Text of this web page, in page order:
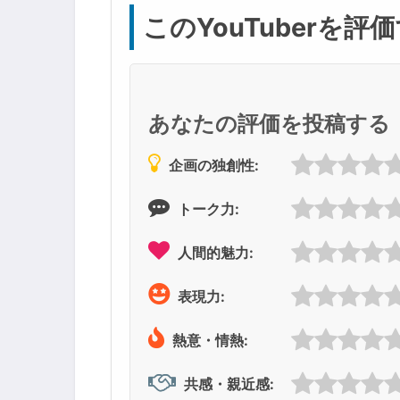
このYouTuberを評
あなたの評価を投稿する
企画の独創性:
トーク力:
人間的魅力:
表現力:
熱意・情熱:
共感・親近感: